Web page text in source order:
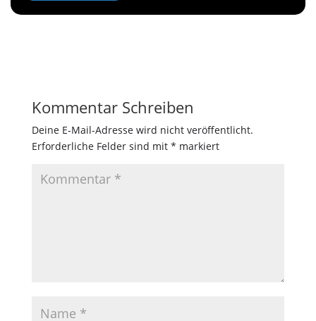
Kommentar Schreiben
Deine E-Mail-Adresse wird nicht veröffentlicht.
Erforderliche Felder sind mit * markiert